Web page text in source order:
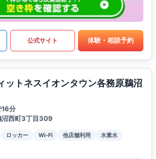
公式サイト 体験・相談予約
ットネスイオンタウン各務原鵜沼
16分
沼西町3丁目309
ロッカー Wi-Fi 他店舗利用
水素水